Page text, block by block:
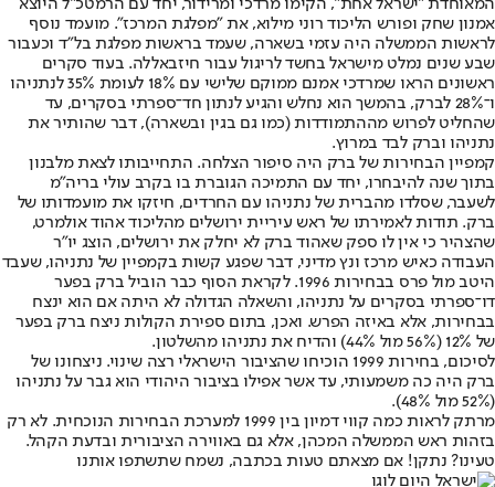
המאוחדת "ישראל אחת", הקימו מרדכי ומרידור, יחד עם הרמטכ"ל היוצא
אמנון שחק ופורש הליכוד רוני מילוא, את "מפלגת המרכז". מועמד נוסף
לראשות הממשלה היה עזמי בשארה, שעמד בראשות מפלגת בל"ד וכעבור
שבע שנים נמלט מישראל בחשד לריגול עבור חיזבאללה. בעוד סקרים
ראשונים הראו שמרדכי אמנם ממוקם שלישי עם 18% לעומת 35% לנתניהו
ו־28% לברק, בהמשך הוא נחלש והגיע לנתון חד־ספרתי בסקרים, עד
שהחליט לפרוש מההתמודדות (כמו גם בגין ובשארה), דבר שהותיר את
נתניהו וברק לבד במרוץ.
קמפיין הבחירות של ברק היה סיפור הצלחה. התחייבותו לצאת מלבנון
בתוך שנה להיבחרו, יחד עם התמיכה הגוברת בו בקרב עולי בריה"מ
לשעבר, שסלדו מהברית של נתניהו עם החרדים, חיזקו את מועמדותו של
ברק. תודות לאמירתו של ראש עיריית ירושלים מהליכוד אהוד אולמרט,
שהצהיר כי אין לו ספק שאהוד ברק לא יחלק את ירושלים, הוצג יו"ר
העבודה כאיש מרכז ונץ מדיני, דבר שפגע קשות בקמפיין של נתניהו, שעבד
היטב מול פרס בבחירות 1996. לקראת הסוף כבר הוביל ברק בפער
דו־ספרתי בסקרים על נתניהו, והשאלה הגדולה לא היתה אם הוא ינצח
בבחירות, אלא באיזה הפרש. ואכן, בתום ספירת הקולות ניצח ברק בפער
של 12% (56% מול 44%) והדיח את נתניהו מהשלטון.
לסיכום, בחירות 1999 הוכיחו שהציבור הישראלי רצה שינוי. ניצחונו של
ברק היה כה משמעותי, עד אשר אפילו בציבור היהודי הוא גבר על נתניהו
(52% מול 48%).
מרתק לראות כמה קווי דמיון בין 1999 למערכת הבחירות הנוכחית. לא רק
בזהות ראש הממשלה המכהן, אלא גם באווירה הציבורית ובדעת הקהל.
טעינו? נתקן! אם מצאתם טעות בכתבה, נשמח שתשתפו אותנו